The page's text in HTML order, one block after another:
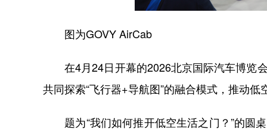
图为GOVY AirCab
在4月24日开幕的2026北京国际汽车博览会
共同探索“飞行器+导航图”的融合模式，推动低
题为“我们如何推开低空生活之门？”的圆桌